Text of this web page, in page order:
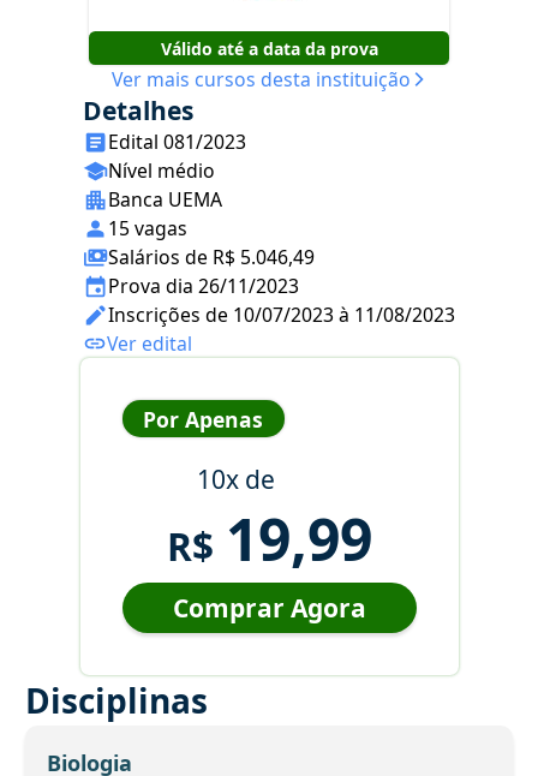
Válido até a data da prova
Ver mais cursos desta instituição
Detalhes
Edital 081/2023
Nível médio
Banca UEMA
15 vagas
Salários de R$ 5.046,49
Prova dia 26/11/2023
Inscrições de 10/07/2023 à 11/08/2023
Ver edital
Por Apenas
10x de
R$ 19,99
Comprar Agora
Disciplinas
Biologia